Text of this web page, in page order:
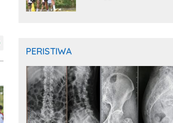
PERISTIWA